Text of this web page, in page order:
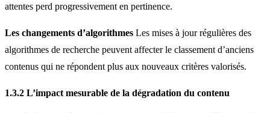
attentes perd progressivement en pertinence.
Les changements d’algorithmes Les mises à jour régulières des
algorithmes de recherche peuvent affecter le classement d’anciens
contenus qui ne répondent plus aux nouveaux critères valorisés.
1.3.2 L’impact mesurable de la dégradation du contenu